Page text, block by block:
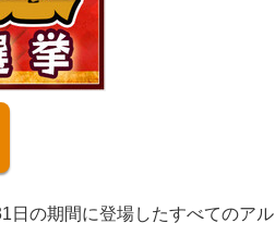
の期間に登場したすべてのアル